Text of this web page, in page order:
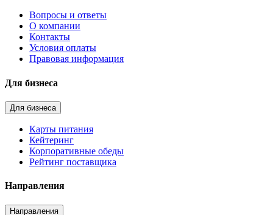
Вопросы и ответы
О компании
Контакты
Условия оплаты
Правовая информация
Для бизнеса
Для бизнеса
Карты питания
Кейтеринг
Корпоративные обеды
Рейтинг поставщика
Направления
Направления